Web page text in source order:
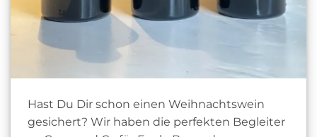
Hast Du Dir schon einen Weihnachtswein
gesichert? Wir haben die perfekten Begleiter